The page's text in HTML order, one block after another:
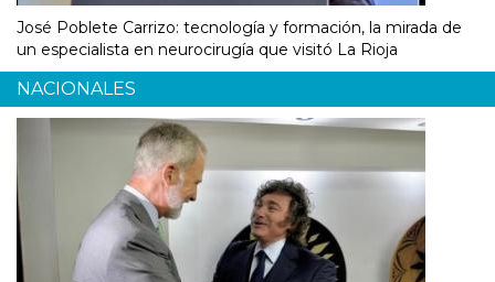
José Poblete Carrizo: tecnología y formación, la mirada de
un especialista en neurocirugía que visitó La Rioja
NACIONALES